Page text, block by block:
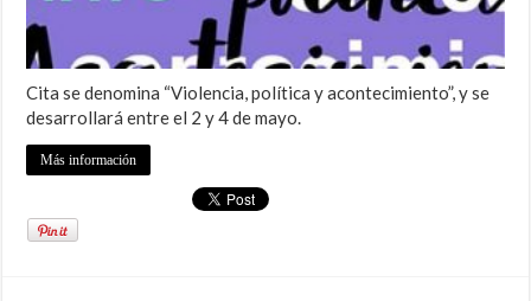
Cita se denomina “Violencia, política y acontecimiento”, y se
desarrollará entre el 2 y 4 de mayo.
Más información